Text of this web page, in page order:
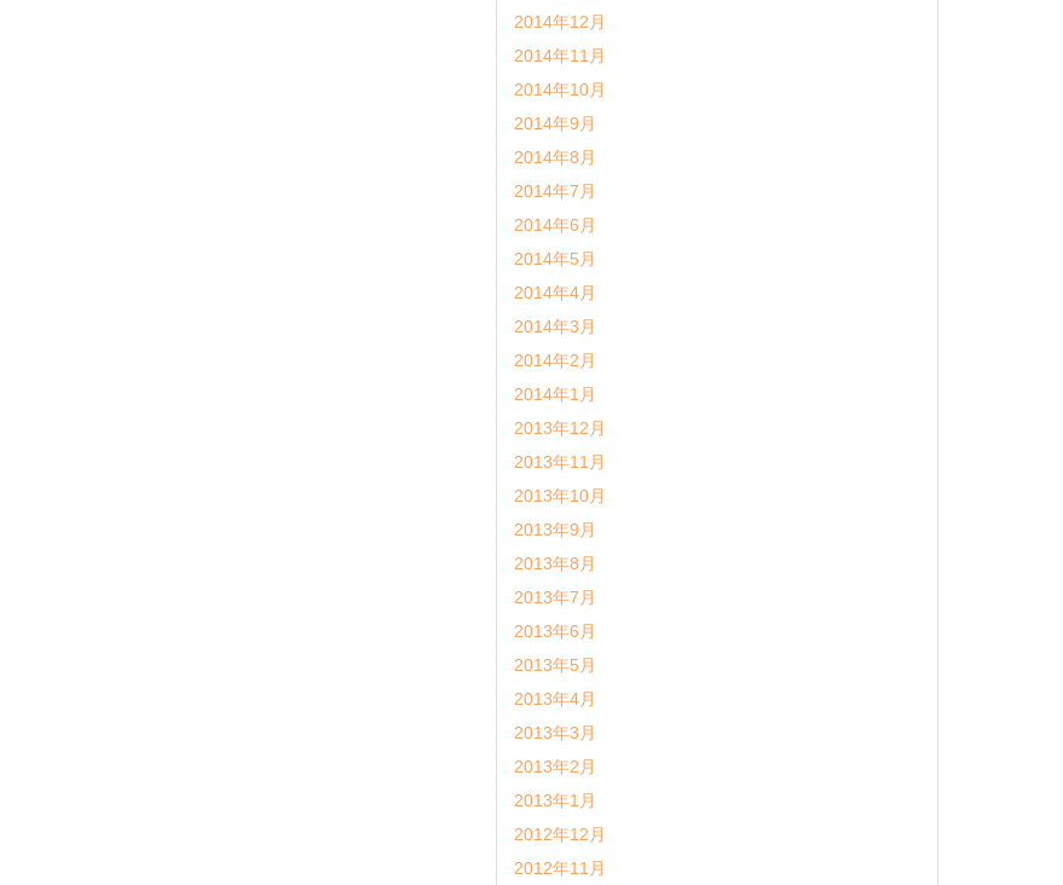
2014年12月
2014年11月
2014年10月
2014年9月
2014年8月
2014年7月
2014年6月
2014年5月
2014年4月
2014年3月
2014年2月
2014年1月
2013年12月
2013年11月
2013年10月
2013年9月
2013年8月
2013年7月
2013年6月
2013年5月
2013年4月
2013年3月
2013年2月
2013年1月
2012年12月
2012年11月